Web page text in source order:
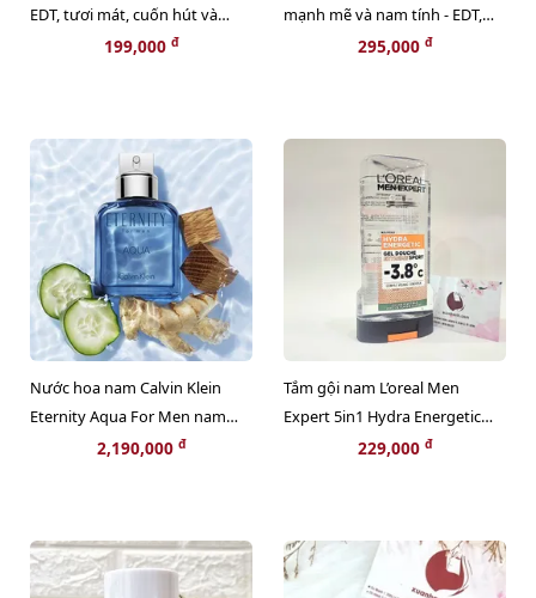
EDT, tươi mát, cuốn hút và
nam tính - 5ml (New)
199,000 đ
mạnh mẽ và nam tính - EDT,
295,000 đ
Nước hoa nam Calvin Klein
Eternity Aqua For Men nam
tính, quyến rũ - EDT, 200ml
2,190,000 đ
Tắm gội nam L’oreal Men
Expert 5in1 Hydra Energetic
kháng khuẩn, mát lạnh (màu
229,000 đ